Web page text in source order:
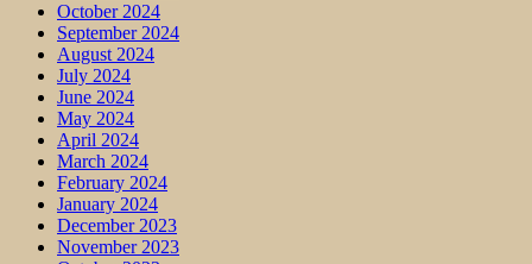
October 2024
September 2024
August 2024
July 2024
June 2024
May 2024
April 2024
March 2024
February 2024
January 2024
December 2023
November 2023